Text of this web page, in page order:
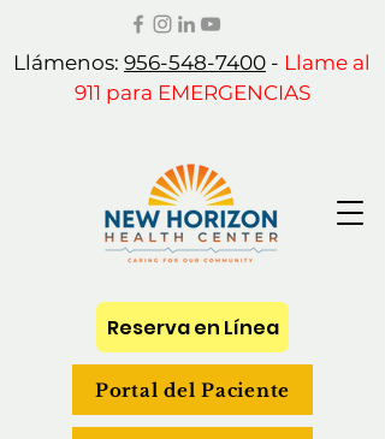
Llámenos: 956-548-7400 - Llame al
911 para EMERGENCIAS
Portal del Paciente
Reserva en Línea